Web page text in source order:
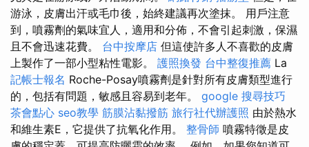
游泳，皮膚出汗或毛巾後，始終建議再次塗抹。 用戶注意
到，噴霧劑的氣味宜人，適用和分佈，不會引起刺激，保濕
且不會迅速花費。 台中按摩店 但這使許多人不喜歡的皮膚
上製作了一部小型粘性電影。 護照換發 台中整復推薦 La
記帳士報名 Roche-Posay噴霧劑是針對所有皮膚類型進行
的，包括有問題，敏感且容易到老年。 google 搜尋技巧
茶會點心 seo教學 筋膜沾黏撥筋 旅行社代辦護照 由於熱水
和維生素E，它提供了抗氧化作用。 整骨師 噴霧特徵是皮